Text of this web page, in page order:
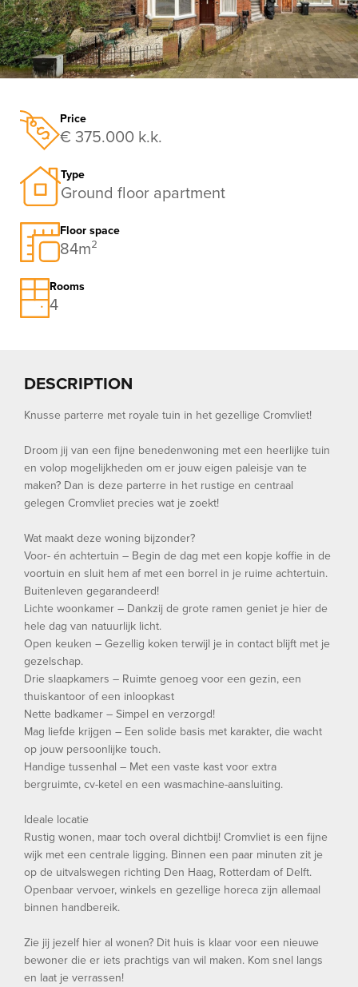
Price
€ 375.000 k.k.
Type
Ground floor apartment
Floor space
84m²
Rooms
4
DESCRIPTION
Knusse parterre met royale tuin in het gezellige Cromvliet!
Droom jij van een fijne benedenwoning met een heerlijke tuin
en volop mogelijkheden om er jouw eigen paleisje van te
maken? Dan is deze parterre in het rustige en centraal
gelegen Cromvliet precies wat je zoekt!
Wat maakt deze woning bijzonder?
Voor- én achtertuin – Begin de dag met een kopje koffie in de
voortuin en sluit hem af met een borrel in je ruime achtertuin.
Buitenleven gegarandeerd!
Lichte woonkamer – Dankzij de grote ramen geniet je hier de
hele dag van natuurlijk licht.
Open keuken – Gezellig koken terwijl je in contact blijft met je
gezelschap.
Drie slaapkamers – Ruimte genoeg voor een gezin, een
thuiskantoor of een inloopkast
Nette badkamer – Simpel en verzorgd!
Mag liefde krijgen – Een solide basis met karakter, die wacht
op jouw persoonlijke touch.
Handige tussenhal – Met een vaste kast voor extra
bergruimte, cv-ketel en een wasmachine-aansluiting.
Ideale locatie
Rustig wonen, maar toch overal dichtbij! Cromvliet is een fijne
wijk met een centrale ligging. Binnen een paar minuten zit je
op de uitvalswegen richting Den Haag, Rotterdam of Delft.
Openbaar vervoer, winkels en gezellige horeca zijn allemaal
binnen handbereik.
Zie jij jezelf hier al wonen? Dit huis is klaar voor een nieuwe
bewoner die er iets prachtigs van wil maken. Kom snel langs
en laat je verrassen!